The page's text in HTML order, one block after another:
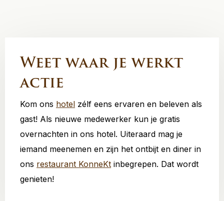
Weet waar je werkt
actie
Kom ons hotel zélf eens ervaren en beleven als
gast! Als nieuwe medewerker kun je gratis
overnachten in ons hotel. Uiteraard mag je
iemand meenemen en zijn het ontbijt en diner in
ons restaurant KonneKt inbegrepen. Dat wordt
genieten!